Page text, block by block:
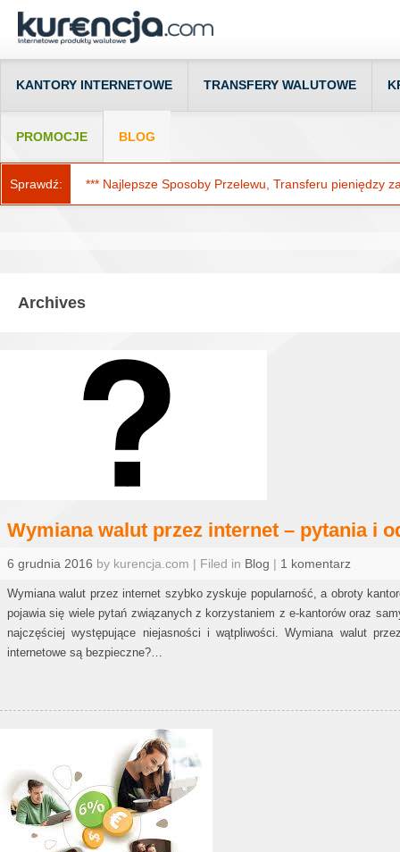
KANTORY INTERNETOWE TRANSFERY WALUTOWE
PROMOCJE BLOG
Sprawdź: *** Najlepsze Sposoby Przelewu, Transferu pieniędzy
Archives
Wymiana walut przez internet – pytania i
6 grudnia 2016 by kurencja.com | Filed in Blog | 1 komentarz
Wymiana walut przez internet szybko zyskuje popularność, a obroty
pojawia się wiele pytań związanych z korzystaniem z e-kantorów oraz
najczęściej występujące niejasności i wątpliwości. Wymiana walut
internetowe są bezpieczne?…